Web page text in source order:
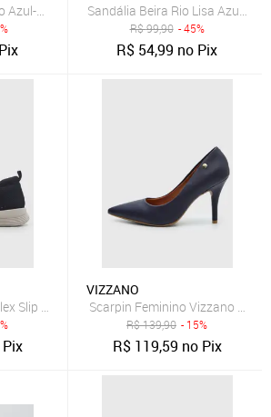
Azul-Marinho
Sandália Beira Rio Lisa Azul-
R$99,90 - 45%
R$ 54,99 no Pix
Slip On Azul Marinho
VIZZANO
Scarpin Feminino Vizzano
R$139,90 - 15%
R$ 119,59 no Pix